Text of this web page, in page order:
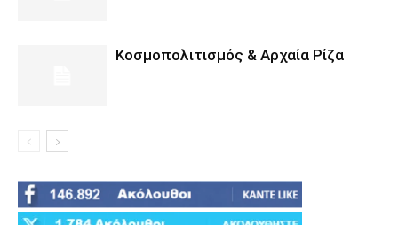
Κοσμοπολιτισμός & Αρχαία Ρίζα